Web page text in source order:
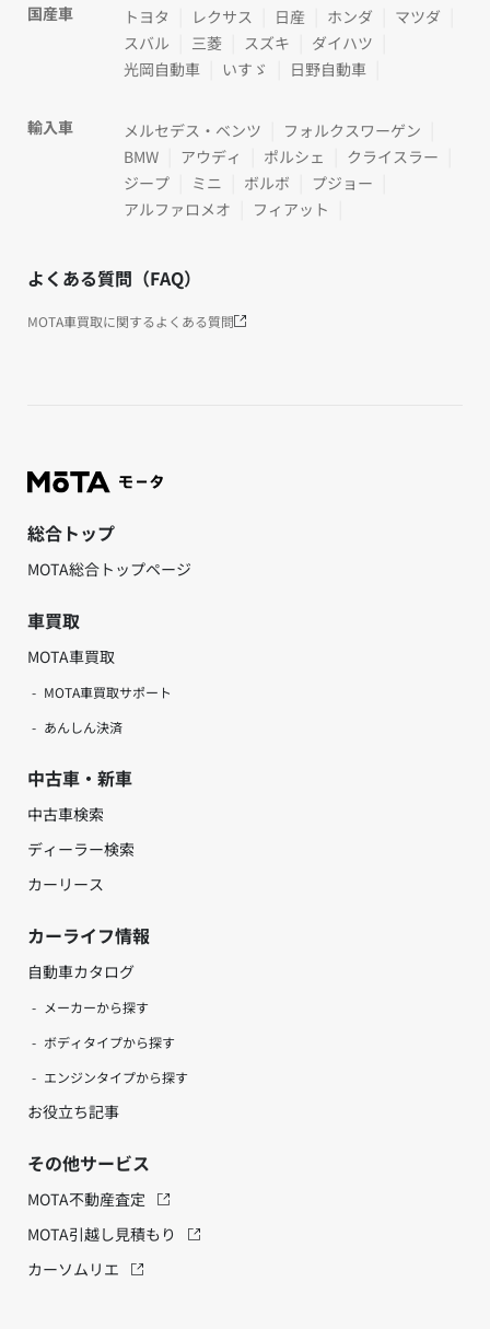
国産車 トヨタ レクサス 日産 ホンダ
マツダ
スバル
三菱 スズキ
ダイハツ
光岡自動車
いすゞ 日野自動車
輸入車 メルセデス・ベンツ
フォルクスワーゲン
BMW
アウディ ポルシェ
クライスラー
ジープ
ミニ ボルボ
プジョー
アルファロメオ
フィアット
よくある質問（FAQ）
MOTA車買取に関するよくある質問
総合トップ
MOTA総合トップページ
車買取
MOTA車買取
MOTA車買取サポート
あんしん決済
中古車・新車
中古車検索
ディーラー検索
カーリース
カーライフ情報
自動車カタログ
メーカーから探す
ボディタイプから探す
エンジンタイプから探す
お役立ち記事
その他サービス
MOTA不動産査定
MOTA引越し見積もり
カーソムリエ